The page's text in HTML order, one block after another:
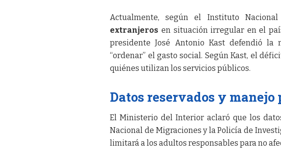
Actualmente, según el Instituto
extranjeros en situación irregular en el
presidente José Antonio Kast defendió la
“ordenar” el gasto social. Según Kast, el
quiénes utilizan los servicios públicos.
Datos reservados y manejo
El Ministerio del Interior aclaró que los
Nacional de Migraciones y la Policía de
limitará a los adultos responsables para no